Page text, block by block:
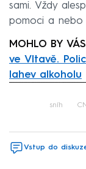
sami. Vždy
pomoci a nebo
MOHLO BY
ve Vltavě.
lahev alkoholu
sníh
Vstup do